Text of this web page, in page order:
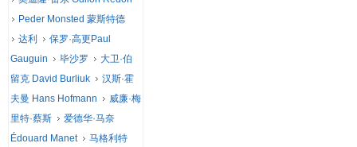
Peder Monsted 蒙斯特德
达利
保罗·高更Paul
Gauguin
毕沙罗
大卫·伯
留克 David Burliuk
汉斯·霍
夫曼 Hans Hofmann
威廉·梅
里特·蔡斯
爱德华·马奈
Édouard Manet
马格利特